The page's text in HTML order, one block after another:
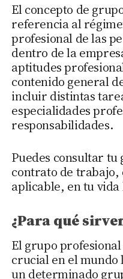
El concepto de
referencia al
profesional de las
dentro de la
aptitudes
contenido general
incluir distintas
especialidades
responsabilidades.
Puedes consultar
contrato de trabajo,
aplicable, en tu
¿Para qué
El grupo
crucial en el mundo
un determinado